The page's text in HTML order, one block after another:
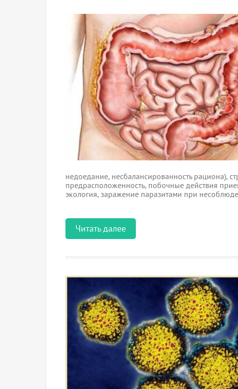
недоедание, несбалансированность рациона),
предрасположенность, побочные действия
экология, заражение паразитами при
Читать далее